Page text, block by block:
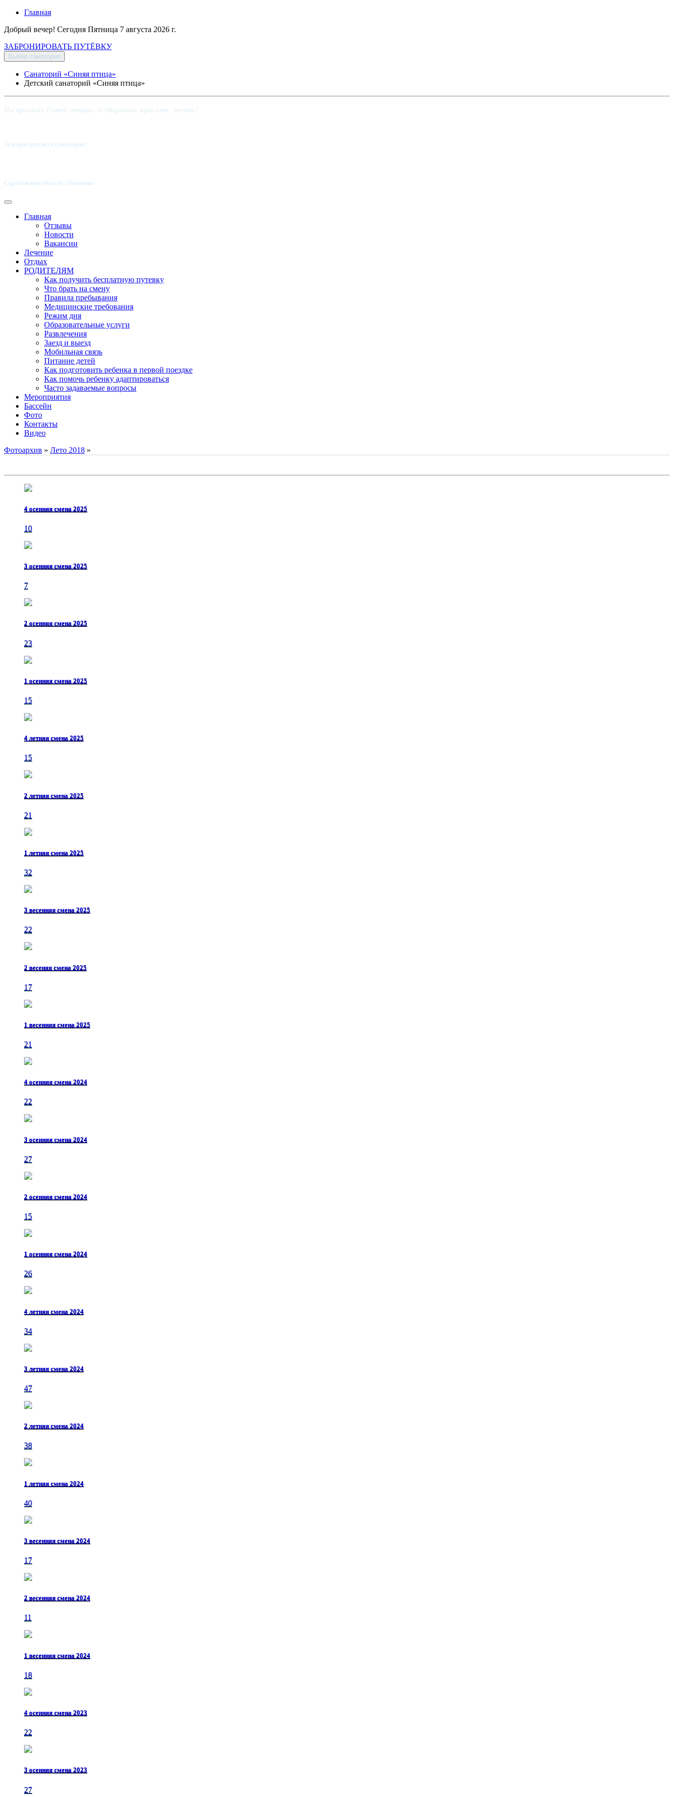
Главная
Добрый вечер! Сегодня Пятница 7 августа 2026 г.
ЗАБРОНИРОВАТЬ ПУТЁВКУ
Выбор санатория
Санаторий «Синяя птица»
Детский санаторий «Синяя птица»
Телефон детского санатория:
Саратовская область, г.Балаково
Главная
Отзывы
Новости
Вакансии
Лечение
Отдых
РОДИТЕЛЯМ
Как получить бесплатную путевку
Что брать на смену
Правила пребывания
Медицинские требования
Режим дня
Образовательные услуги
Развлечения
Заезд и выезд
Мобильная связь
Питание детей
Как подготовить ребенка в первой поездке
Как помочь ребенку адаптироваться
Часто задаваемые вопросы
Мероприятия
Бассейн
Фото
Контакты
Видео
Фотоархив » Лето 2018 »
4 осенняя смена 2025
10
3 осенняя смена 2025
7
2 осенняя смена 2025
23
1 осенняя смена 2025
15
4 летняя смена 2025
15
2 летняя смена 2025
21
1 летняя смена 2025
32
3 весенняя смена 2025
22
2 весеняя смена 2025
17
1 весенняя смена 2025
21
4 осенняя смена 2024
22
3 осенняя смена 2024
27
2 осенняя смена 2024
15
1 осенняя смена 2024
26
4 летняя смена 2024
34
3 летняя смена 2024
47
2 летняя смена 2024
38
1 летняя смена 2024
40
3 весенняя смена 2024
17
2 весенняя смена 2024
11
1 весенняя смена 2024
18
4 осенняя смена 2023
22
3 осенняя смена 2023
27